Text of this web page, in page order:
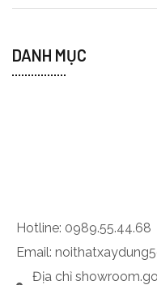
DANH MỤC
Hotline: 0989.55.44.68
Email:
Địa chỉ showroom